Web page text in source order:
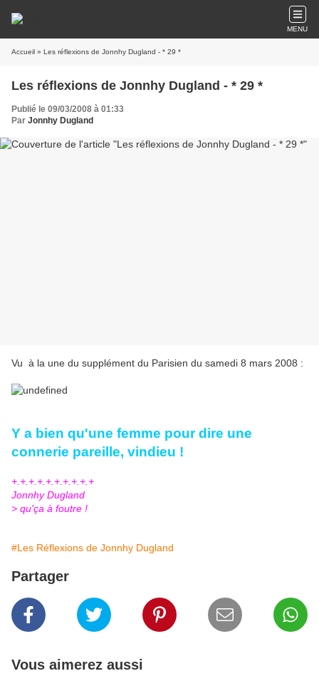
MENU
Accueil » Les réflexions de Jonnhy Dugland - * 29 *
Les réflexions de Jonnhy Dugland - * 29 *
Publié le 09/03/2008 à 01:33
Par Jonnhy Dugland
Vu à la une du supplément du Parisien du samedi 8 mars 2008 :
Y a bien qu'une femme pour dire une
connerie pareille, vindieu !
+.+.+.+.+.+.+.+.+.+
Jonnhy Dugland
> qu'ça à foutre !
#Les Réflexions de Jonnhy Dugland
Partager
Vous aimerez aussi